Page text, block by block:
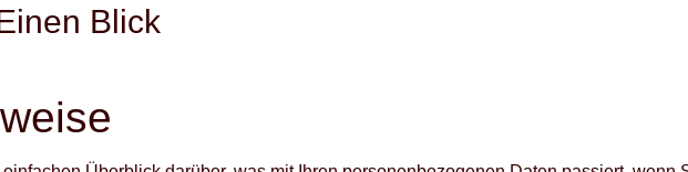
Blick